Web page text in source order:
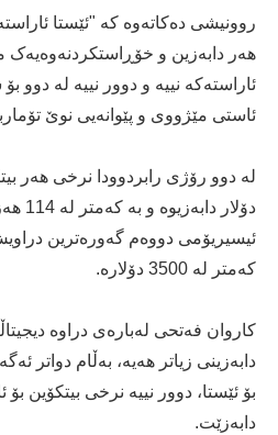
روونیشی دەکاتەوە کە "ئێستا
هەر دابەزین و خۆڕاستکردنەوەیەک
ئاراستەکە نییە و دوور نییە لە دوو
ئاستی مێژووی و پێوانەیی نوێ
دۆلار
کەمتر لە 3500 دۆلارە.
کاروان فەتحی لەبارەی دراوە
دابەزینی زیاتر هەیە، بەڵام دواتر
دابەزێت.